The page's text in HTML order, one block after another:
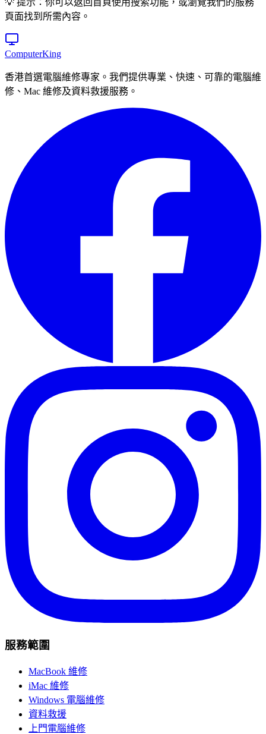
頁面找到所需內容。
ComputerKing
香港首選電腦維修專家。我們提供專業、快速、可靠的電腦維
修、Mac 維修及資料救援服務。
服務範圍
MacBook 維修
iMac 維修
Windows 電腦維修
資料救援
上門電腦維修